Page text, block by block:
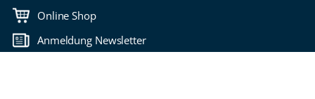
Online Shop
Anmeldung Newsletter